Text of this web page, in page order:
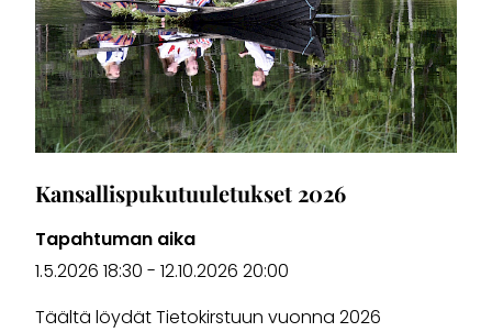
Kansallispukutuuletukset 2026
Tapahtuman aika
1.5.2026 18:30 - 12.10.2026 20:00
Täältä löydät Tietokirstuun vuonna 2026